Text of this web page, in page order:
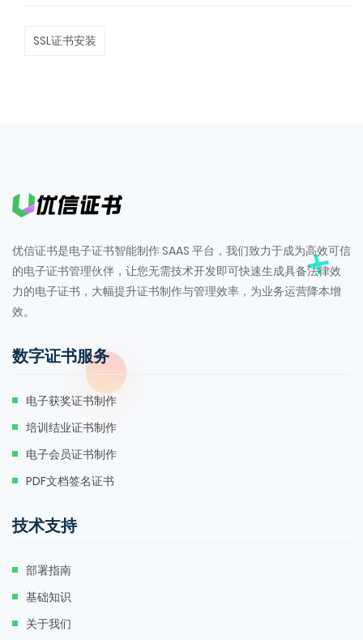
SSL证书安装
优信证书是电子证书智能制作 SAAS 平台，我们致力于成为高效可信
的电子证书管理伙伴，让您无需技术开发即可快速生成具备法律效
力的电子证书，大幅提升证书制作与管理效率，为业务运营降本增
效。
数字证书服务
电子获奖证书制作
培训结业证书制作
电子会员证书制作
PDF文档签名证书
技术支持
部署指南
基础知识
关于我们